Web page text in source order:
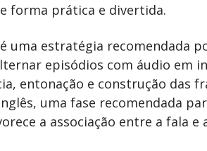
forma prática e divertida.
uma estratégia recomendada
episódios com áudio em
entonação e construção das
uma fase recomendada
a associação entre a fala